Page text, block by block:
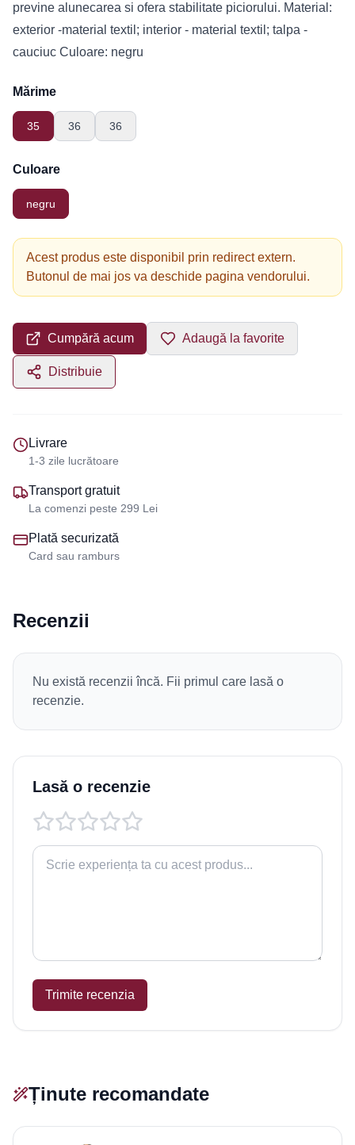
previne alunecarea si ofera stabilitate piciorului. Material:
exterior -material textil; interior - material textil; talpa -
cauciuc Culoare: negru
Mărime
35 36 36
Culoare
negru
Acest produs este disponibil prin redirect extern.
Butonul de mai jos va deschide pagina vendorului.
Cumpără acum Adaugă la favorite
Distribuie
Livrare
1-3 zile lucrătoare
Transport gratuit
La comenzi peste 299 Lei
Plată securizată
Card sau ramburs
Recenzii
Nu există recenzii încă. Fii primul care lasă o
recenzie.
Lasă o recenzie
Trimite recenzia
Ținute recomandate